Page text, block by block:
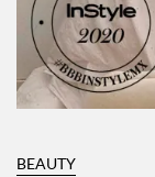
BEAUTY